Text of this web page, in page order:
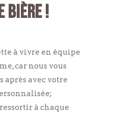
BIÈRE !
à vivre en équipe
car nous vous
après avec votre
à chaque